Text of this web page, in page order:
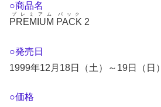
○商品名
PREMIUM
プレミアム
PACK
パック
2
○発売日
1999年12月18日（土）～19日（日）
○価格